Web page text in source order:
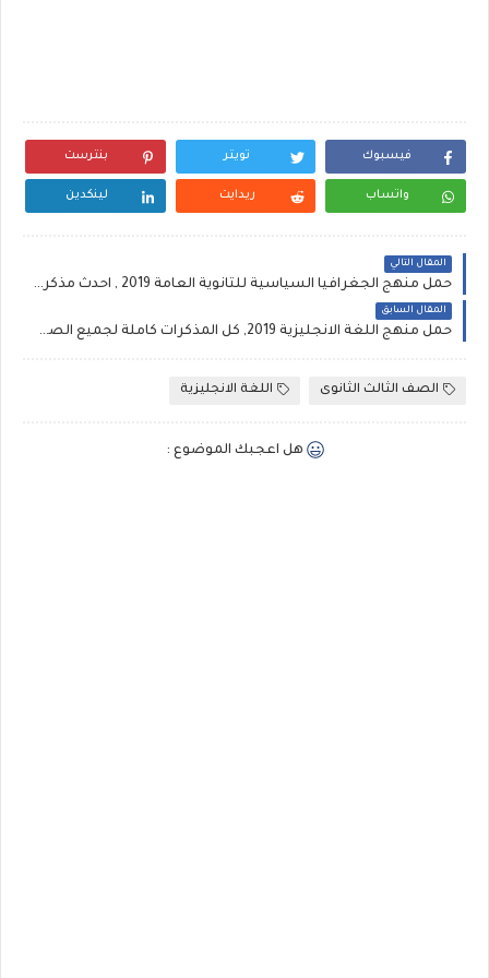
فيسبوك تويتر بنترست
واتساب ريدايت لينكدين
المقال التالي
حمل منهج الجغرافيا السياسية للثانوية العامة 2019 , احدث مذكرة فى الجغرافيا السياسية للصف الثالث الثانوى العام
المقال السابق
حمل منهج اللغة الانجليزية 2019, كل المذكرات كاملة لجميع الصفوف الابتدائية الترم الاول , مستر ايمن الخولى
الصف الثالث الثانوى اللغة الانجليزية
هل اعجبك الموضوع :